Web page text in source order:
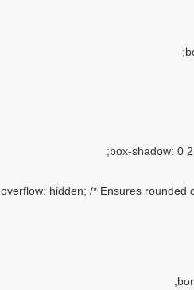
box-shadow: 0
overflow: hidden; /* Ensures rounded